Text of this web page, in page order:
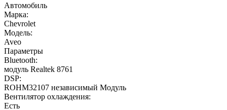
Автомобиль
Марка:
Chevrolet
Модель:
Aveo
Параметры
Bluetooth:
модуль Realtek 8761
DSP:
ROHM32107 независимый Модуль
Вентилятор охлаждения:
Есть